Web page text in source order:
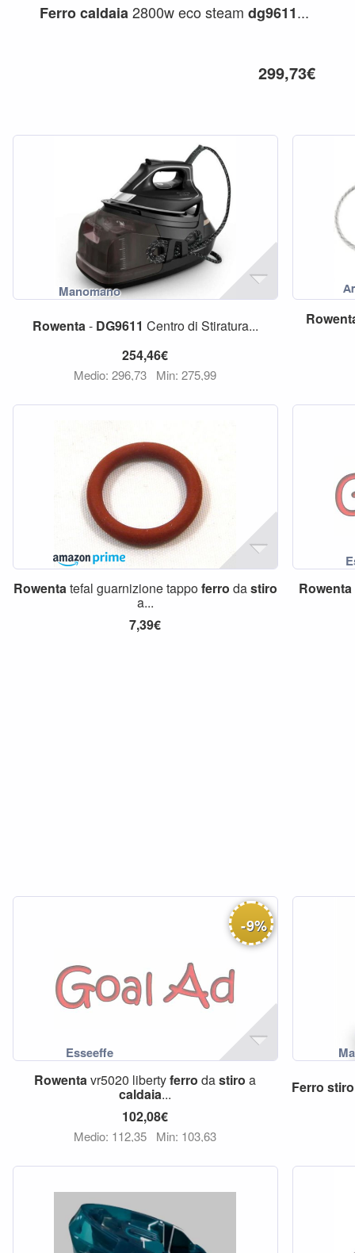
Ferrocaldaia2800w eco steam dg9611...
299,73€
Rowenta- DG9611 Centro di Stiratura...
254,46€
Medio: 296,73 Min: 275,99
Rowentatefal guarnizione tappoferro dastiro
a...
7,39€
Rowenta
-9%
Rowentavr5020 libertyferro dastiro a
caldaia...
102,08€
Medio: 112,35 Min: 103,63
Ferro stiro